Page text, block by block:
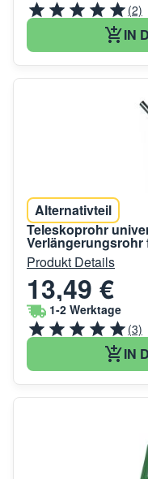
(2)
IN
Alternativteil
Teleskoprohr
Verlängerungsrohr
Produkt Details
13,49 €
1-2 Werktage
(3)
IN